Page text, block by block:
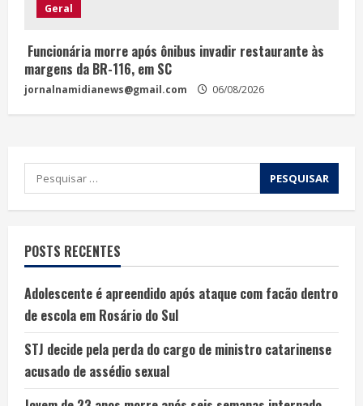
Geral
Funcionária morre após ônibus invadir restaurante às
margens da BR-116, em SC
jornalnamidianews@gmail.com 06/08/2026
POSTS RECENTES
Adolescente é apreendido após ataque com facão dentro
de escola em Rosário do Sul
STJ decide pela perda do cargo de ministro catarinense
acusado de assédio sexual